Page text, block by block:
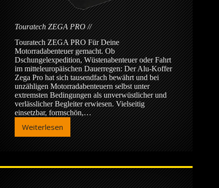
Touratech ZEGA PRO
Touratech ZEGA PRO Für Deine
Motorradabenteuer gemacht. Ob
Dschungelexpedition, Wüstenabenteuer oder Fahrt
im mitteleuropäischen Dauerregen: Der Alu-Koffer
Zega Pro hat sich tausendfach bewährt und bei
unzähligen Motorradabenteuern selbst unter
extremsten Bedingungen als unverwüstlicher und
verlässlicher Begleiter erwiesen. Vielseitig
einsetzbar, formschön,…
Weiterlesen
Touratech
PRO